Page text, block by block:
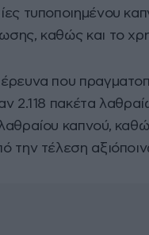
τυποποιημένου
καθώς και το
που
2.118 πακέτα
καπνού,
την τέλεση